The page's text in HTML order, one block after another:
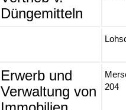
Düngemitteln
Erwerb und
Verwaltung von
204